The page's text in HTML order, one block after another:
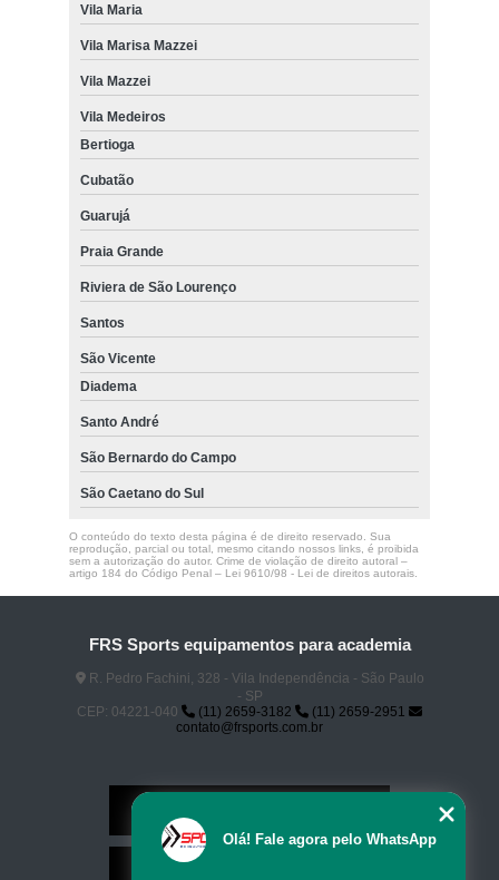
Vila Maria
Vila Marisa Mazzei
Vila Mazzei
Vila Medeiros
Bertioga
Cubatão
Guarujá
Praia Grande
Riviera de São Lourenço
Santos
São Vicente
Diadema
Santo André
São Bernardo do Campo
São Caetano do Sul
O conteúdo do texto desta página é de direito reservado. Sua
reprodução, parcial ou total, mesmo citando nossos links, é proibida
sem a autorização do autor. Crime de violação de direito autoral –
artigo 184 do Código Penal – Lei 9610/98 - Lei de direitos autorais.
FRS Sports equipamentos para academia
R. Pedro Fachini, 328 - Vila Independência - São Paulo
- SP
CEP: 04221-040
(11) 2659-3182
(11) 2659-2951
contato@frsports.com.br
Olá! Fale agora pelo WhatsApp